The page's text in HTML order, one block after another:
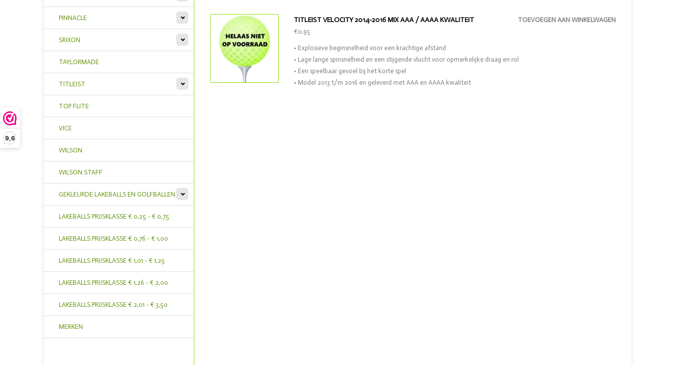
9,6
PINNACLE
SRIXON
TAYLORMADE
TITLEIST
TOP FLITE
VICE
WILSON
WILSON STAFF
GEKLEURDE LAKEBALLS EN GOLFBALLEN
LAKEBALLS PRIJSKLASSE € 0,25 - € 0,75
LAKEBALLS PRIJSKLASSE € 0,76 - € 1,00
LAKEBALLS PRIJSKLASSE € 1,01 - € 1,25
LAKEBALLS PRIJSKLASSE € 1,26 - € 2,00
LAKEBALLS PRIJSKLASSE € 2,01 - € 3,50
MERKEN
TITLEIST VELOCITY 2014-2016 MIX AAA / AAAA KWALITEIT
TOEVOEGEN AAN WINKELWAGEN
€0,95
• Explosieve beginsnelheid voor een krachtige afstand
• Lage lange spinsnelheid en een stijgende vlucht voor opmerkelijke draag en rol
• Een speelbaar gevoel bij het korte spel
• Model 2013 t/m 2016 en geleverd met AAA en AAAA kwaliteit